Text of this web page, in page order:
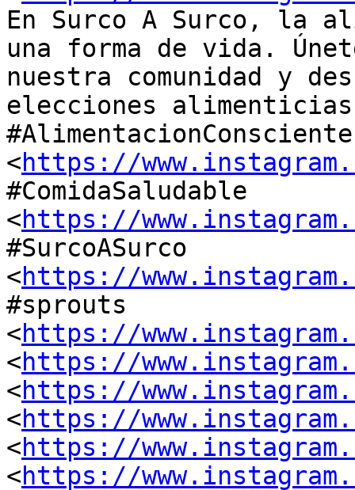
En Surco A Surco, la
una forma de vida.
nuestra comunidad y
elecciones
#AlimentacionConsciente
<https://
#ComidaSaludable
<https://
#SurcoASurco
<https://
#sprouts
<https://
<https://
<https://
<https://
<https://
<https://